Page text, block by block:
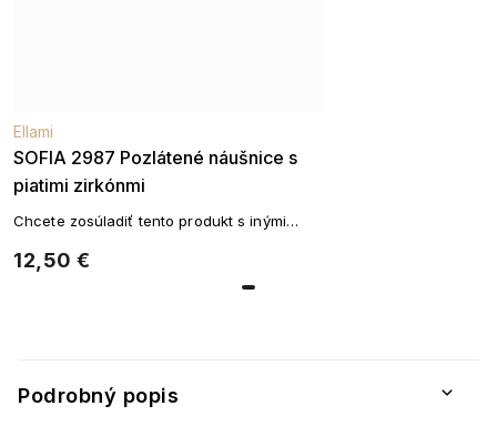
Podrobný popis
SOFIA 2987 Pozlátené náušnice s
piatimi zirkónmi
Ellami
12,50 €
Chcete zosúladiť tento produkt s inými
reťazepozlátené náušnicepozlátené